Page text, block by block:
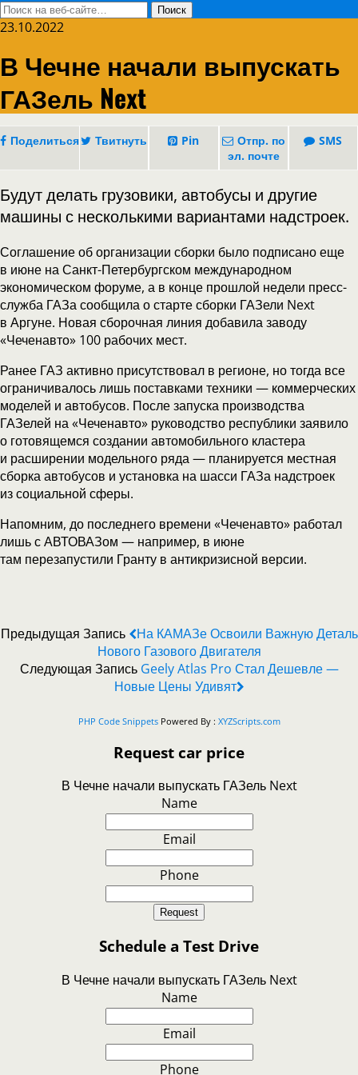
23.10.2022
В Чечне начали выпускать
ГАЗель Next
Поделиться Твитнуть Pin
Отпр. по
эл. почте
SMS
Будут делать грузовики, автобусы и другие
машины с несколькими вариантами надстроек.
Соглашение об организации сборки было подписано еще
в июне на Санкт-Петербургском международном
экономическом форуме, а в конце прошлой недели пресс-
служба ГАЗа сообщила о старте сборки ГАЗели Next
в Аргуне. Новая сборочная линия добавила заводу
«Чеченавто» 100 рабочих мест.
Ранее ГАЗ активно присутствовал в регионе, но тогда все
ограничивалось лишь поставками техники — коммерческих
моделей и автобусов. После запуска производства
ГАЗелей на «Чеченавто» руководство республики заявило
о готовящемся создании автомобильного кластера
и расширении модельного ряда — планируется местная
сборка автобусов и установка на шасси ГАЗа надстроек
из социальной сферы.
Напомним, до последнего времени «Чеченавто» работал
лишь с АВТОВАЗом — например, в июне
там перезапустили Гранту в антикризисной версии.
Предыдущая Запись
На КАМАЗе Освоили Важную Деталь
Нового Газового Двигателя
Следующая Запись Geely Atlas Pro Стал Дешевле —
Новые Цены Удивят
PHP Code SnippetsPowered By : XYZScripts.com
Request car price
В Чечне начали выпускать ГАЗель Next
Name
Email
Phone
Request
Schedule a Test Drive
В Чечне начали выпускать ГАЗель Next
Name
Email
Phone